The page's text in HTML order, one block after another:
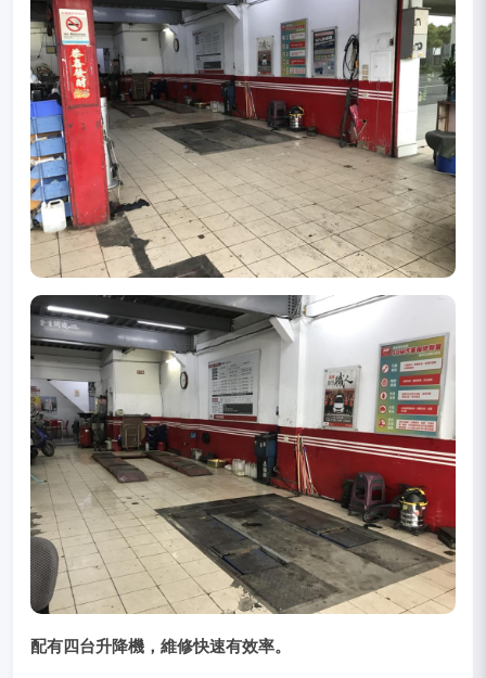
配有四台升降機，維修快速有效率。